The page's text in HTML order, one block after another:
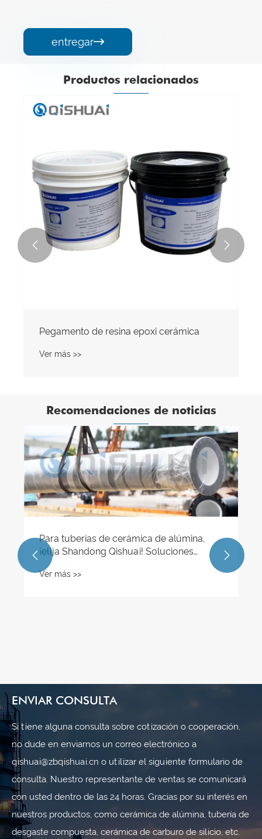
entregar
Productos relacionados
Pegamento de resina epoxi cerámica
Ver más >>
 
Recomendaciones de noticias
Para tuberías de cerámica de alúmina,
¡elija Shandong Qishuai! Soluciones
integrales para los desafíos de desgaste
del transporte industrial.
Ver más >>
 
ENVIAR CONSULTA
Si tiene alguna consulta sobre cotización o cooperación,
no dude en enviarnos un correo electrónico a
qishuai@zbqishuai.cn o utilizar el siguiente formulario de
consulta. Nuestro representante de ventas se comunicará
con usted dentro de las 24 horas. Gracias por su interés en
nuestros productos, como cerámica de alúmina, tubería de
desgaste compuesta, cerámica de carburo de silicio, etc.